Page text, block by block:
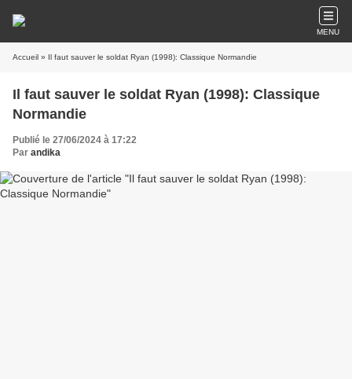
MENU
Accueil » Il faut sauver le soldat Ryan (1998): Classique Normandie
Il faut sauver le soldat Ryan (1998): Classique
Normandie
Publié le 27/06/2024 à 17:22
Par andika